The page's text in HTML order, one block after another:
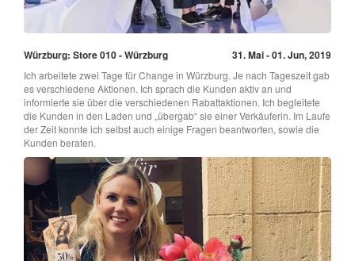
Würzburg: Store 010 - Würzburg 31. Mai - 01. Jun, 2019
Ich arbeitete zwei Tage für Change in Würzburg. Je nach Tageszeit gab
es verschiedene Aktionen. Ich sprach die Kunden aktiv an und
informierte sie über die verschiedenen Rabattaktionen. Ich begleitete
die Kunden in den Laden und „übergab“ sie einer Verkäuferin. Im Laufe
der Zeit konnte ich selbst auch einige Fragen beantworten, sowie die
Kunden beraten.